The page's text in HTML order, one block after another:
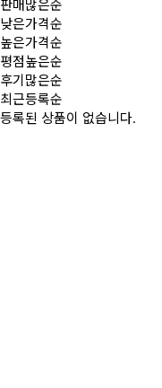
판매많은순
낮은가격순
높은가격순
평점높은순
후기많은순
최근등록순
등록된 상품이 없습니다.